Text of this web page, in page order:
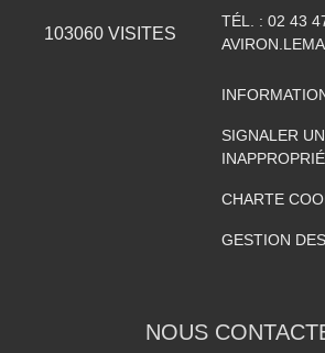
103060 VISITES
TÉL. : 02 43
SIGNALER
INAPPROPRIÉ
CHARTE
GESTION
NOUS